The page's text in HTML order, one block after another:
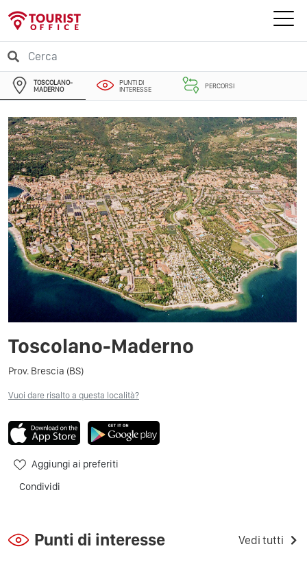
TOSCOLANO-
MADERNO
PUNTI DI
INTERESSE
PERCORSI
Toscolano-Maderno
Prov. Brescia (BS)
Vuoi dare risalto a questa località?
Aggiungi ai preferiti
Condividi
Punti di interesse Vedi tutti